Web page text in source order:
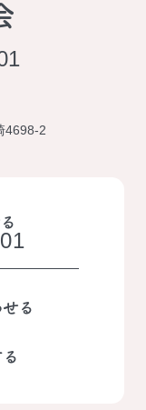
4698-2
る